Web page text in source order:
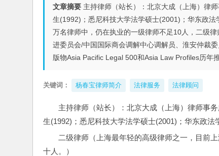
文章摘要 主持律师（站长）：北京大成（上海）律
生(1992)；悉尼科技大学法学硕士(2001)；华东政
万名律师中，仍在执业的一级律师不足10人，二级
进委员会/中国国际商会调解中心调解员、淮安仲裁
版物Asia Pacific Legal 500和Asia Law Profiles历年
关键词： 杨春宝律师简介 法律服务 法律顾问
主持律师（站长）：北京大成（上海）律师事
生(1992)；悉尼科技大学法学硕士(2001)；华东政法
二级律师（上海最年轻的高级律师之一，目前
十人。）